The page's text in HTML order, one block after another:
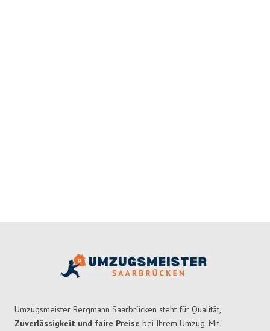
Umzugsmeister Bergmann Saarbrücken steht für Qualität,
Zuverlässigkeit und faire Preise bei Ihrem Umzug. Mit